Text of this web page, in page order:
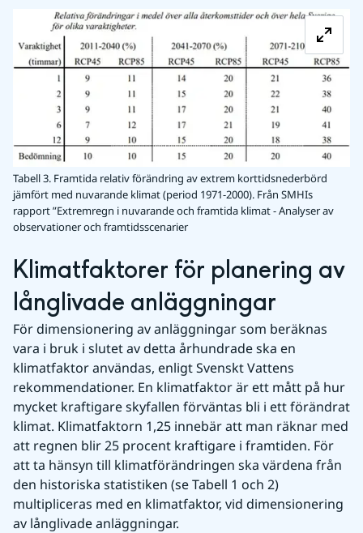
Tabell 3. Framtida relativ förändring av extrem korttidsnederbörd
jämfört med nuvarande klimat (period 1971-2000). Från SMHIs
rapport ”Extremregn i nuvarande och framtida klimat - Analyser av
observationer och framtidsscenarier
Klimatfaktorer för planering av
långlivade anläggningar
För dimensionering av anläggningar som beräknas
vara i bruk i slutet av detta århundrade ska en
klimatfaktor användas, enligt Svenskt Vattens
rekommendationer. En klimatfaktor är ett mått på hur
mycket kraftigare skyfallen förväntas bli i ett förändrat
klimat. Klimatfaktorn 1,25 innebär att man räknar med
att regnen blir 25 procent kraftigare i framtiden. För
att ta hänsyn till klimatförändringen ska värdena från
den historiska statistiken (se Tabell 1 och 2)
multipliceras med en klimatfaktor, vid dimensionering
av långlivade anläggningar.